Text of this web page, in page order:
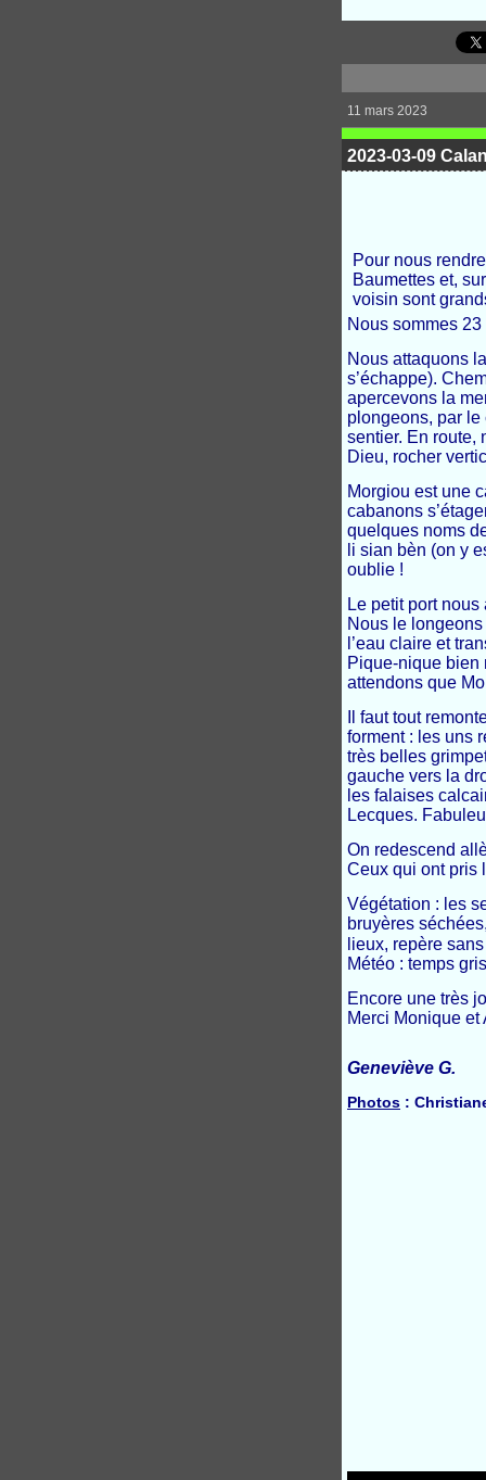
11 mars 2023
2023-03-09
Pour nous
Baumettes et,
voisin sont
Nous sommes
Nous attaquons
s’échappe).
apercevons la
plongeons, par
sentier. En route,
Dieu, rocher
Morgiou est une
cabanons
quelques noms
li sian bèn (on y
oublie !
Le petit port
Nous le
l’eau claire et
Pique-nique bien
attendons que
Il faut tout
forment : les uns
très belles
gauche vers la
les falaises
Lecques.
On redescend
Ceux qui ont pris
Végétation : les
bruyères
lieux, repère
Météo : temps
Encore une très
Merci Monique
Geneviève G.
Photos :